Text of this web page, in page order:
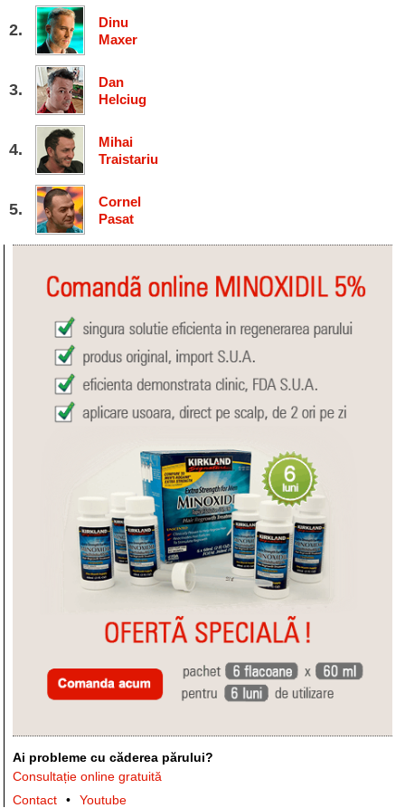
Dinu
Maxer
Dan
Helciug
Mihai
Traistariu
Cornel
Pasat
Ai probleme cu căderea părului?
Consultație online gratuită
Contact
Youtube